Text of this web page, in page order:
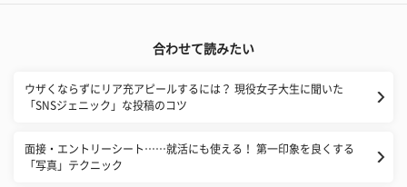
合わせて読みたい
ウザくならずにリア充アピールするには？ 現役女子大生に聞いた
「SNSジェニック」な投稿のコツ
面接・エントリーシート……就活にも使える！ 第一印象を良くする
「写真」テクニック